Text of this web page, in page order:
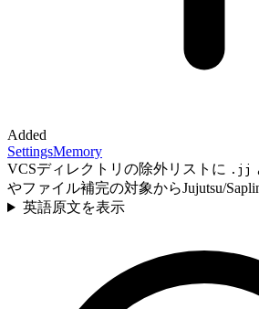
Added
SettingsMemory
VCSディレクトリの除外リストに .jj
やファイル補完の対象からJujutsu/
英語原文を表示